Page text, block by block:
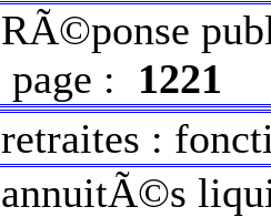
RÃ©ponse
page : 1221
retraites :
annuitÃ©s